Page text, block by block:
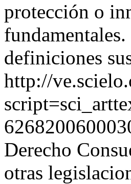
protección o
definiciones
http://
Derecho
otras